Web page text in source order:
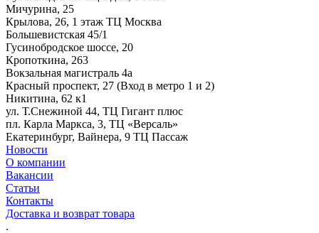
Мичурина, 25
Крылова, 26, 1 этаж ТЦ Москва
Большевистская 45/1
Гусинобродское шоссе, 20
Кропоткина, 263
Вокзальная магистраль 4а
Красный проспект, 27 (Вход в метро 1 и 2)
Никитина, 62 к1
ул. Т.Снежиной 44, ТЦ Гигант плюс
пл. Карла Маркса, 3, ТЦ «Версаль»
Екатеринбург, Вайнера, 9 ТЦ Пассаж
Новости
О компании
Вакансии
Статьи
Контакты
Доставка и возврат товара
.